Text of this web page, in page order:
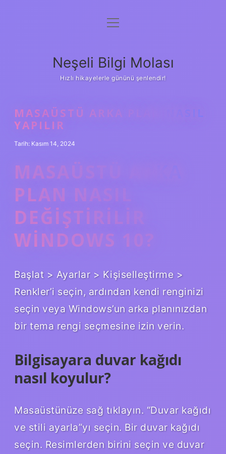
Anasayfa
Yasal Uyarı
menüyü
Neşeli Bilgi Molası
Hızlı hikayelerle gününü şenlendir!
MASAÜSTÜ ARKA PLAN NASIL
YAPILIR
Tarih: Kasım 14, 2024
MASAÜSTÜ ARKA
PLAN NASIL
DEĞIŞTIRILIR
WINDOWS 10?
Başlat > Ayarlar > Kişiselleştirme >
Renkler’i seçin, ardından kendi renginizi
seçin veya Windows’un arka planınızdan
bir tema rengi seçmesine izin verin.
Bilgisayara duvar kağıdı
nasıl koyulur?
Masaüstünüze sağ tıklayın. “Duvar kağıdı
ve stili ayarla”yı seçin. Bir duvar kağıdı
seçin. Resimlerden birini seçin ve duvar